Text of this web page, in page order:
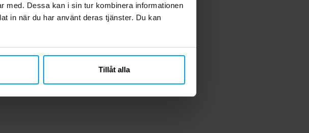
med. Dessa kan i sin tur kombinera informationen
in när du har använt deras tjänster. Du kan
Tillåt alla